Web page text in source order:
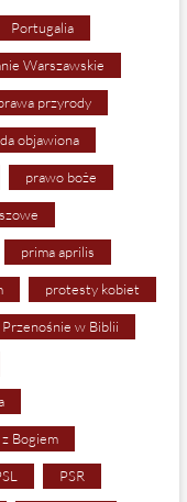
Portugalia
Warszawskie
przyrody
objawiona
prawo boże
prima aprilis
protesty kobiet
Przenośnie w Biblii
Bogiem
PSR